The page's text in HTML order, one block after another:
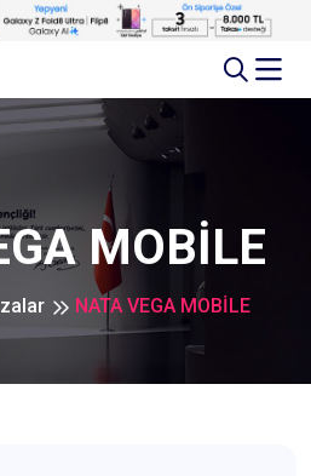
MOBİLE
NATA VEGA MOBİLE